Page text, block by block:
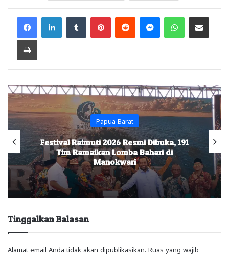
FacebookLinkedInTumblr PinterestReddit MessengerWhatsAppShare via Email
Print
Papua Barat
Festival Raimuti 2026 Resmi Dibuka, 191
Tim Ramaikan Lomba Bahari di
Manokwari
Tinggalkan Balasan
Alamat email Anda tidak akan dipublikasikan. Ruas yang wajib